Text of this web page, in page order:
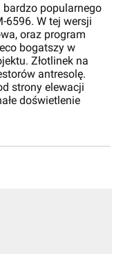
bardzo popularnego
6596. W tej wersji
oraz program
bogatszy w
Złotlinek na
antresolę.
strony elewacji
doświetlenie